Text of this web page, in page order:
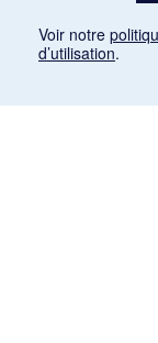
Voir notre
d’utilisation.